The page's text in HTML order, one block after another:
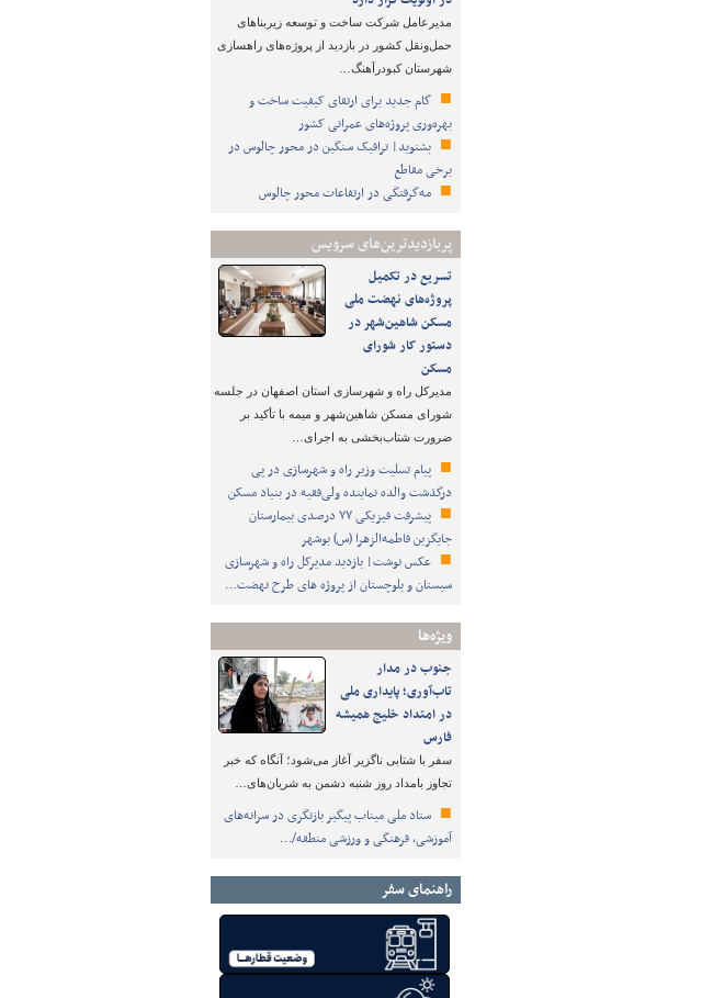
مدیرعامل شرکت ساخت و توسعه زیربناهای
حمل‌ونقل کشور در بازدید از پروژه‌های راهسازی
شهرستان کبودرآهنگ…
گام جدید برای ارتقای کیفیت ساخت و
بهره‌وری پروژه‌های عمرانی کشور
بشنوید| ترافیک سنگین در محور چالوس در
برخی مقاطع
مه‌گرفتگی در ارتفاعات محور چالوس
پربازدیدترین‌های سرویس
تسریع در تکمیل
پروژه‌های نهضت ملی
مسکن شاهین‌شهر در
دستور کار شورای
مسکن
مدیرکل راه و شهرسازی استان اصفهان در جلسه
شورای مسکن شاهین‌شهر و میمه با تأکید بر
ضرورت شتاب‌بخشی به اجرای…
پیام تسلیت وزیر راه و شهرسازی در پی
درگذشت والده نماینده ولی‌فقیه در بنیاد مسکن
پیشرفت فیزیکی ۷۷ درصدی بیمارستان
جایگزین فاطمه‌الزهرا (س) بوشهر
عکس نوشت| بازدید مدیرکل راه و شهرسازی
سیستان و بلوچستان از پروژه های طرح نهضت…
ویژه‌ها
جنوب در مدار
تاب‌آوری؛ پایداری ملی
در امتداد خلیج همیشه
فارس
سفر با شتابی ناگزیر آغاز می‌شود؛ آنگاه که خبر
تجاوز بامداد روز شنبه دشمن به شریان‌های…
ستاد ملی میناب پیگیر بازنگری در سرانه‌های
آموزشی، فرهنگی و ورزشی منطقه/…
راهنمای سفر